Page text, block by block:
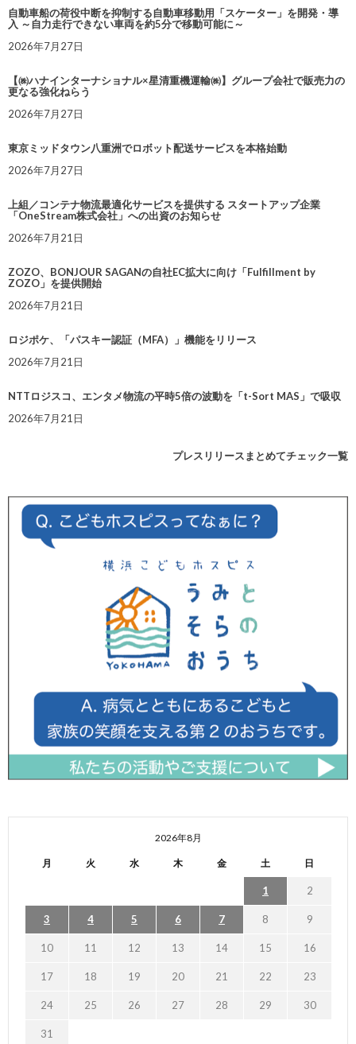
自動車船の荷役中断を抑制する自動車移動用「スケーター」を開発・導
入 ～自力走行できない車両を約5分で移動可能に～
2026年7月27日
【㈱ハナインターナショナル×星清重機運輸㈱】グループ会社で販売力の
更なる強化ねらう
2026年7月27日
東京ミッドタウン八重洲でロボット配送サービスを本格始動
2026年7月27日
上組／コンテナ物流最適化サービスを提供する スタートアップ企業
「OneStream株式会社」への出資のお知らせ
2026年7月21日
ZOZO、BONJOUR SAGANの自社EC拡大に向け「Fulfillment by
ZOZO」を提供開始
2026年7月21日
ロジポケ、「パスキー認証（MFA）」機能をリリース
2026年7月21日
NTTロジスコ、エンタメ物流の平時5倍の波動を「t-Sort MAS」で吸収
2026年7月21日
プレスリリースまとめてチェック一覧
2026年8月
月 火 水 木 金 土 日
1 2
3 4 5 6 7 8 9
10 11 12 13 14 15 16
17 18 19 20 21 22 23
24 25 26 27 28 29 30
31